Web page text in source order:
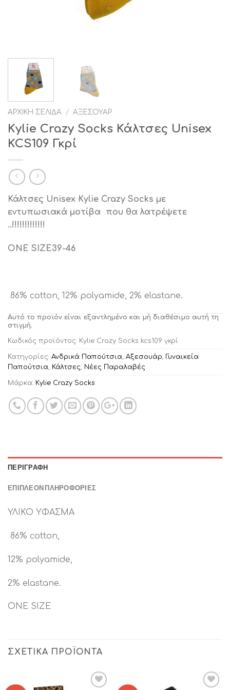
ΑΡΧΙΚΉ ΣΕΛΊΔΑ / ΑΞΕΣΟΥΆΡ
Kylie Crazy Socks Κάλτσες Unisex
KCS109 Γκρί
Κάλτσες Unisex Kylie Crazy Socks με
εντυπωσιακά μοτίβα που θα λατρέψετε
..!!!!!!!!!!!!!
ONE SIZE39-46
86% cotton, 12% polyamide, 2% elastane.
Αυτό το προϊόν είναι εξαντλημένο και μή διαθέσιμο αυτή τη
στιγμή.
Κωδικός προϊόντος: Kylie Crazy Socks kcs109 γκρί
Κατηγορίες: Ανδρικά Παπούτσια, Αξεσουάρ, Γυναικεία
Παπούτσια, Κάλτσες, Νέες Παραλαβές
Μάρκα: Kylie Crazy Socks
ΠΕΡΙΓΡΑΦΉ
ΕΠΙΠΛΈΟΝ ΠΛΗΡΟΦΟΡΊΕΣ
ΥΛΙΚΟ ΥΦΑΣΜΑ
86% cotton,
12% polyamide,
2% elastane.
ONE SIZE
ΣΧΕΤΙΚΆ ΠΡΟΪΌΝΤΑ